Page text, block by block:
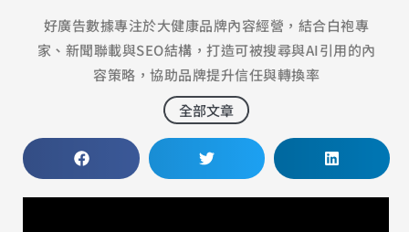
好廣告數據專注於大健康品牌內容經營，結合白袍專
家、新聞聯載與SEO結構，打造可被搜尋與AI引用的內
容策略，協助品牌提升信任與轉換率
全部文章